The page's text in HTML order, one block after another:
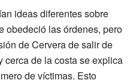
ideas diferentes sobre
obedeció las órdenes, pero
de Cervera de salir de
de la costa se explica
de víctimas. Esto